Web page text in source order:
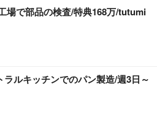
場で部品の検査/特典168万/tutumi
ルキッチンでのパン製造/週3日～